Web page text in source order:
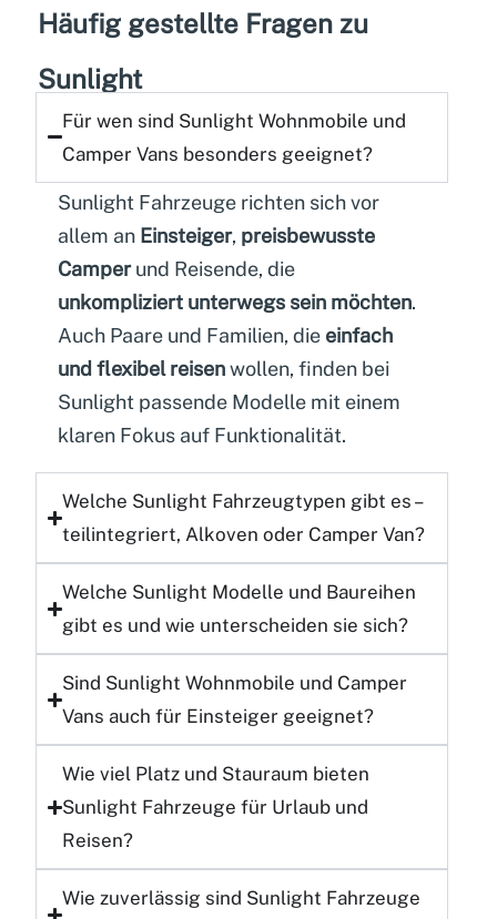
Häufig gestellte Fragen zu
Sunlight
Für wen sind Sunlight Wohnmobile und
Camper Vans besonders geeignet?
Sunlight Fahrzeuge richten sich vor
allem an Einsteiger, preisbewusste
Camperund Reisende, die
unkompliziert unterwegs sein möchten.
Auch Paare und Familien, die einfach
und flexibel reisenwollen, finden bei
Sunlight passende Modelle mit einem
klaren Fokus auf Funktionalität.
Welche Sunlight Fahrzeugtypen gibt es –
teilintegriert, Alkoven oder Camper Van?
Welche Sunlight Modelle und Baureihen
gibt es und wie unterscheiden sie sich?
Sind Sunlight Wohnmobile und Camper
Vans auch für Einsteiger geeignet?
Wie viel Platz und Stauraum bieten
Sunlight Fahrzeuge für Urlaub und
Reisen?
Wie zuverlässig sind Sunlight Fahrzeuge